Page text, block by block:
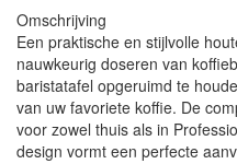
Omschrijving
Een praktische en stijlvolle
nauwkeurig doseren van
baristatafel opgeruimd te
van uw favoriete koffie. De
voor zowel thuis als in
design vormt een perfecte